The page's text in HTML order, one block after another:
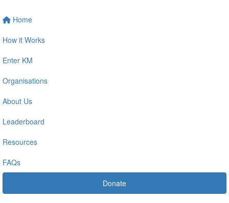
Home
How it Works
Enter KM
Organisations
About Us
Leaderboard
Resources
FAQs
Donate